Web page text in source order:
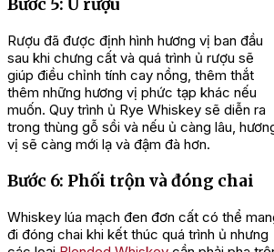
Bước 5: Ủ rượu
Rượu đã được định hình hương vị ban đầu
sau khi chưng cất và quá trình ủ rượu sẽ
giúp điều chỉnh tính cay nồng, thêm thắt
thêm những hương vị phức tạp khác nếu
muốn. Quy trình ủ Rye Whiskey sẽ diễn ra
trong thùng gỗ sồi và nếu ủ càng lâu,
vị sẽ càng mới lạ và đậm đà hơn.
Bước 6: Phối trộn và đóng chai
Whiskey lúa mạch đen đơn cất có thể
đi đóng chai khi kết thúc quá trình ủ nhưng